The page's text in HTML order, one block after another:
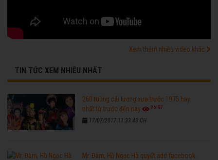
Xem thêm nhiều video khác
TIN TỨC XEM NHIỀU NHẤT
260 tuồng cải lương xưa trước 1975 hay
nhất từ trước đến nay
96197
17/07/2017 11:33:48 CH
Mr. Đàm, Hồ Ngọc Hà quyết add facebook